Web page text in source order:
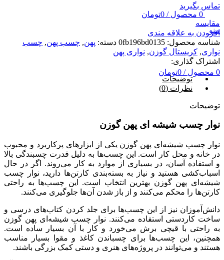
0 محصول /
0تومان
منو
0 محصول /
0تومان
تماس بگیرید
مقایسه
افزودن به علاقه مندی
شناسه محصول: 0fb196bd0135 دسته: پهن, چسب پهن, چسب
نواری, کریستال گوزن, نواری پهن
اشتراک گذاری:
توضیحات
نظرات (0)
توضیحات
نوار چسب شیشه ای پهن گوزن
نوار چسب شیشه‌ای پهن گوزن یکی از ابزارهای پرکاربرد و محبوب
در خانه و محل کار است. این چسب‌ها به دلیل قدرت چسبندگی بالا
و استفاده آسان، در بسیاری از موارد به کار می‌روند. اگر در حال
اسباب‌کشی هستید و نیاز به بسته‌بندی کارتن‌ها دارید، نوار چسب
شیشه‌ای پهن گوزن بهترین انتخاب است. این چسب‌ها به راحتی
کارتن‌ها را محکم می‌کنند و از باز شدن آن‌ها جلوگیری می‌کنند.
دانش‌آموزان نیز از این چسب‌ها برای جلد کردن کتاب‌های درسی و
ساخت کاردستی استفاده می‌کنند. نوار چسب شیشه‌ای پهن گوزن
به راحتی با قیچی برش می‌خورد و کار با آن بسیار ساده است.
همچنین، این چسب‌ها برای چسباندن کاغذ و مقوا بسیار مناسب
هستند و می‌توانند در پروژه‌های هنری و دستی کمک بزرگی باشند.